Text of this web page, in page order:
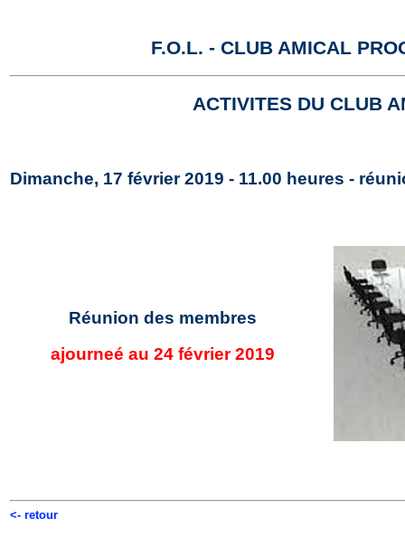
F.O.L. - CLUB AMICAL
ACTIVITES DU CLUB
Dimanche, 17 février 2019 - 11.00 heures -
Réunion des membres
ajourneé au 24 février 2019
<- retour